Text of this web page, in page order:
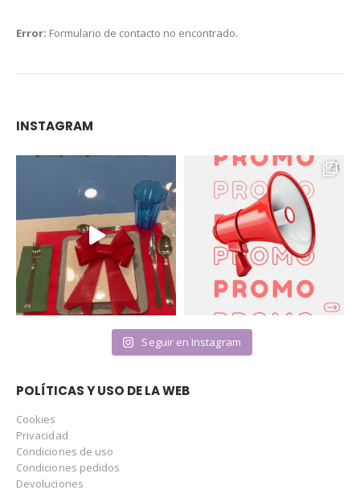
Error: Formulario de contacto no encontrado.
INSTAGRAM
Seguir en Instagram
POLÍTICAS Y USO DE LA WEB
Cookies
Privacidad
Condiciones de uso
Condiciones pedidos
Devoluciones